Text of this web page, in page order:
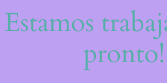
Estamos
pronto!